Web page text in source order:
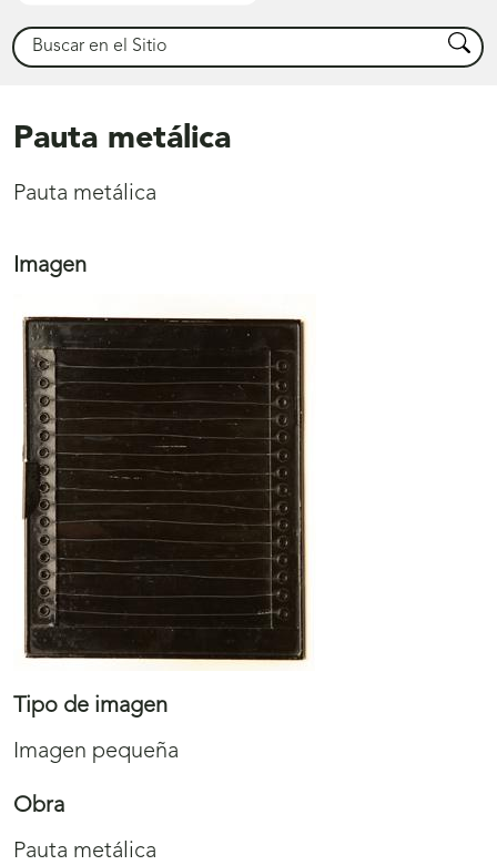
Buscar Buscar
Pauta metálica
Pauta metálica
Imagen
Tipo de imagen
Imagen pequeña
Obra
Pauta metálica